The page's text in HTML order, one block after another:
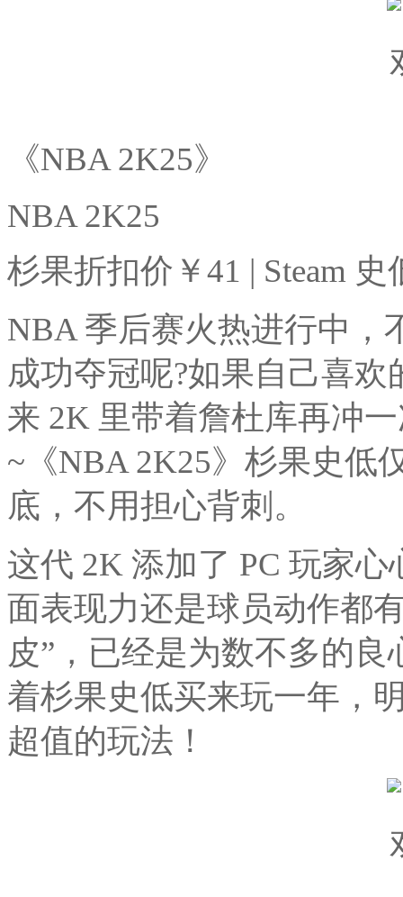
《NBA 2K25》
NBA 2K25
杉果折扣价￥41 | Steam
NBA 季后赛火热进行中，
成功夺冠呢?如果自己喜
来 2K 里带着詹杜库再冲
~《NBA 2K25》杉果史低
底，不用担心背刺。
这代 2K 添加了 PC 玩家
面表现力还是球员动作都
皮”，已经是为数不多的
着杉果史低买来玩一年，
超值的玩法！